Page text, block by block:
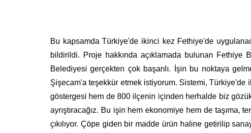
Bu kapsamda Türkiye'de ikinci kez Fethiye'de
bildirildi. Proje hakkında açıklamada bulunan Fethiye
Belediyesi gerçekten çok başarılı. İşin bu noktaya
Şişecam'a teşekkür etmek istiyorum. Sistemi, Türkiye'de
göstergesi hem de 800 ilçenin içinden herhalde biz
ayrıştıracağız. Bu işin hem ekonomiye hem de
çıkılıyor. Çöpe giden bir madde ürün haline getirilip